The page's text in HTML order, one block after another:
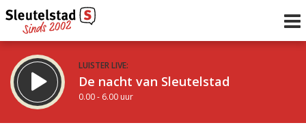
LUISTER LIVE:
De nacht van Sleutelstad
0.00 - 6.00 uur